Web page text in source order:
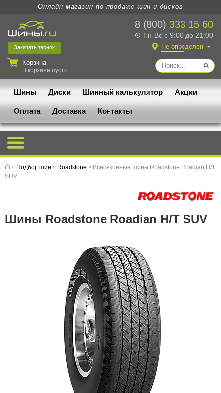
Онлайн магазин по продаже шин и дисков
8 (800) 333 15 60
Пн-Вс с 9:00 до 21:00
Заказать звонок
Корзина
В корзине пусто.
Не определен
Шины Диски Шинный калькулятор Акции
Оплата Доставка Контакты
» Подбор шин » Roadstone » Всесезонные шины Roadstone Roadian H/T
SUV
Шины Roadstone Roadian H/T SUV